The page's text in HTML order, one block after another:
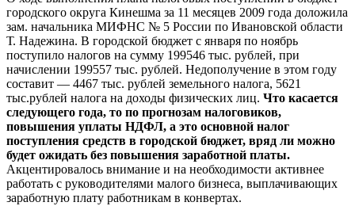
городского округа Кинешма за 11 месяцев 2009 года доложила
зам. начальника МИФНС № 5 России по Ивановской области
Т. Надежина. В городской бюджет с января по ноябрь
поступило налогов на сумму 199546 тыс. рублей, при
начислении 199557 тыс. рублей. Недополучение в этом году
составит — 4467 тыс. рублей земельного налога, 5621
тыс.рублей налога на доходы физических лиц. Что касается
следующего года, то по прогнозам налоговиков,
повышения уплаты НДФЛ, а это основной налог
поступления средств в городской бюджет, вряд ли можно
будет ожидать без повышения заработной платы.
Акцентировалось внимание и на необходимости активнее
работать с руководителями малого бизнеса, выплачивающих
заработную плату работникам в конвертах.